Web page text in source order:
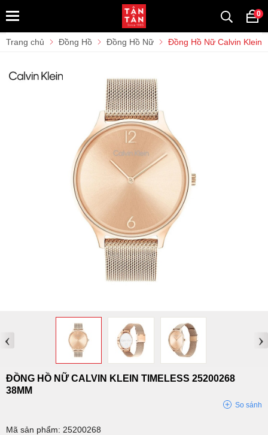
0
Trang chủ Đồng Hồ Đồng Hồ Nữ Đồng Hồ Nữ Calvin Klein
‹ ›
ĐỒNG HỒ NỮ CALVIN KLEIN TIMELESS 25200268
38MM
So sánh
Mã sản phẩm: 25200268